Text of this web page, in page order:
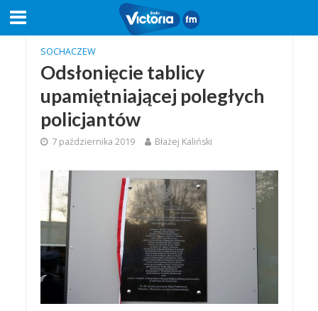
SOCHACZEW
Odsłonięcie tablicy
upamiętniającej poległych
policjantów
7 października 2019 Błażej Kaliński